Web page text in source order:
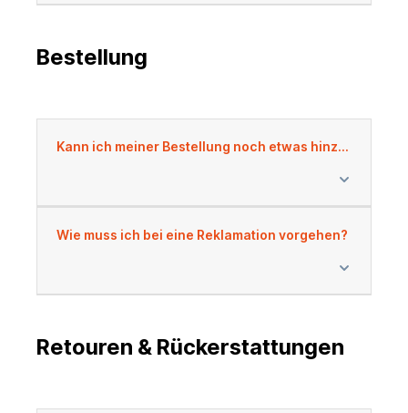
Bestellung
Kann ich meiner Bestellung noch etwas hinzufügen/entfernen?
Wie muss ich bei eine Reklamation vorgehen?
Retouren & Rückerstattungen